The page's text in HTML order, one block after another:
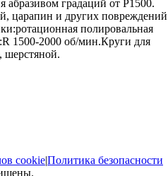
абразивом градаций от Р1500.
царапин и других повреждений
ротационная полировальная
R 1500-2000 об/мин.Круги для
шерстяной.
cookie|Политика безопасности